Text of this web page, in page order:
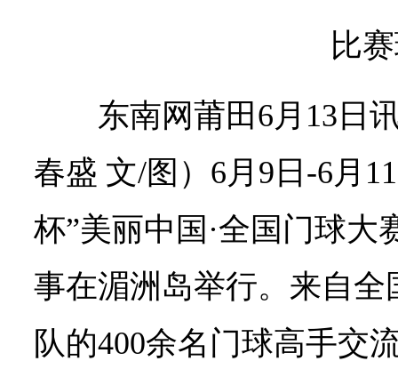
比
东南网莆田6月13日
春盛 文/图）6月9日-6月
杯”美丽中国·全国门球大
事在湄洲岛举行。来自全
队的400余名门球高手交